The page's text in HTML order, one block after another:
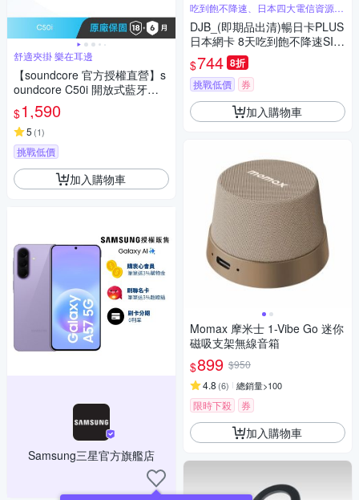
舒適夾掛 樂在耳邊
【soundcore 官方授權直營】s
oundcore C50i 開放式藍牙耳
夾耳機
$1,590
5 (1)
挑戰低價
加入購物車
Samsung三星官方旗艦店
吃到飽不降速、日本四大電信資源共
享
DJB_(即期品出清)暢日卡PLUS
日本網卡 8天吃到飽不降速SIM
卡
$744 8折
挑戰低價 券
加入購物車
Momax 摩米士 1-Vibe Go 迷你
磁吸支架無線音箱
$899 $950
4.8 (6) 總銷量>100
限時下殺 券
加入購物車